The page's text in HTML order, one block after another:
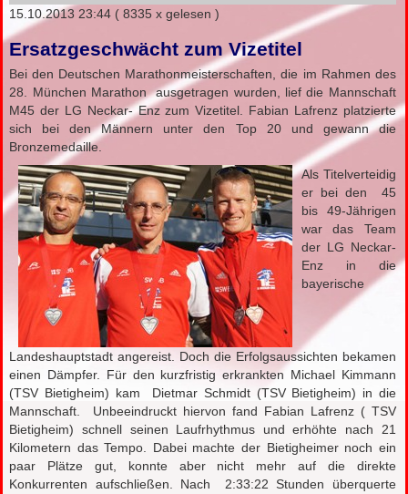
15.10.2013 23:44 ( 8335 x gelesen )
Ersatzgeschwächt zum Vizetitel
Bei den Deutschen Marathonmeisterschaften, die im Rahmen des
28. München Marathon ausgetragen wurden, lief die Mannschaft
M45 der LG Neckar- Enz zum Vizetitel. Fabian Lafrenz platzierte
sich bei den Männern unter den Top 20 und gewann die
Bronzemedaille.
Als Titelverteidig
er bei den 45
bis 49-Jährigen
war das Team
der LG Neckar-
Enz in die
bayerische
Landeshauptstadt angereist. Doch die Erfolgsaussichten bekamen
einen Dämpfer. Für den kurzfristig erkrankten Michael Kimmann
(TSV Bietigheim) kam Dietmar Schmidt (TSV Bietigheim) in die
Mannschaft. Unbeeindruckt hiervon fand Fabian Lafrenz ( TSV
Bietigheim) schnell seinen Laufrhythmus und erhöhte nach 21
Kilometern das Tempo. Dabei machte der Bietigheimer noch ein
paar Plätze gut, konnte aber nicht mehr auf die direkte
Konkurrenten aufschließen. Nach 2:33:22 Stunden überquerte